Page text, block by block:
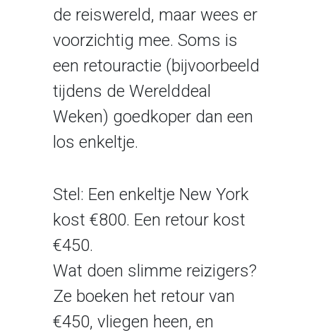
de reiswereld, maar wees er
voorzichtig mee. Soms is
een retouractie (bijvoorbeeld
tijdens de Werelddeal
Weken) goedkoper dan een
los enkeltje.
Stel: Een enkeltje New York
kost €800. Een retour kost
€450.
Wat doen slimme reizigers?
Ze boeken het retour van
€450, vliegen heen, en